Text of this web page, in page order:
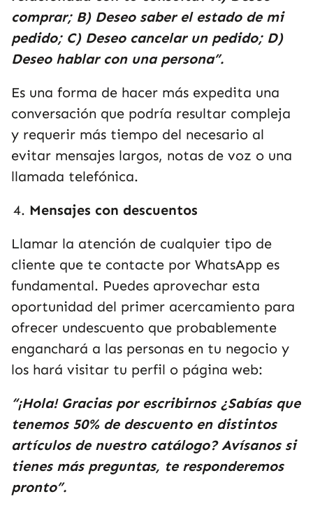
comprar; B) Deseo saber el estado de mi
pedido; C) Deseo cancelar un pedido; D)
Deseo hablar con una persona”.
Es una forma de hacer más expedita una
conversación que podría resultar compleja
y requerir más tiempo del necesario al
evitar mensajes largos, notas de voz o una
llamada telefónica.
Mensajes con descuentos
Llamar la atención de cualquier tipo de
cliente que te contacte por WhatsApp es
fundamental. Puedes aprovechar esta
oportunidad del primer acercamiento para
ofrecer undescuento que probablemente
enganchará a las personas en tu negocio y
los hará visitar tu perfil o página web:
“¡Hola! Gracias por escribirnos ¿Sabías que
tenemos 50% de descuento en distintos
artículos de nuestro catálogo? Avísanos si
tienes más preguntas, te responderemos
pronto”.